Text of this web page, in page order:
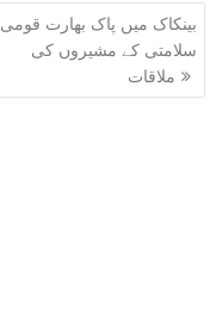
بینکاک میں پاک بھارت قومی
سلامتی کے مشیروں کی
ملاقات